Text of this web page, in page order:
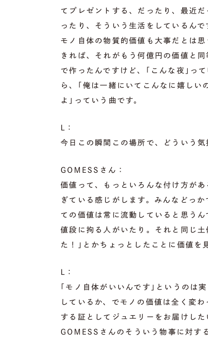
てプレゼントする、だったり、最近
ったり、そういう生活をしているんで
モノ自体の物質的価値も大事だとは
きれば、それがもう何億円の価値と
で作ったんですけど、｢こんな夜｣っ
ら、｢俺は一緒にいてこんなに嬉しい
よ｣っていう曲です。
L：
今日この瞬間この場所で、どういう
GOMESSさん：
価値って、もっといろんな付け方が
ぎている感じがします。みんなどっ
ての価値は常に流動していると思う
値段に拘る人がいたり。それと同じ
た！｣とかちょっとしたことに価値を
L：
｢モノ自体がいいんです｣というのは
しているか、でモノの価値は全く変
する証としてジュエリーをお届けした
GOMESSさんのそういう物事に対す